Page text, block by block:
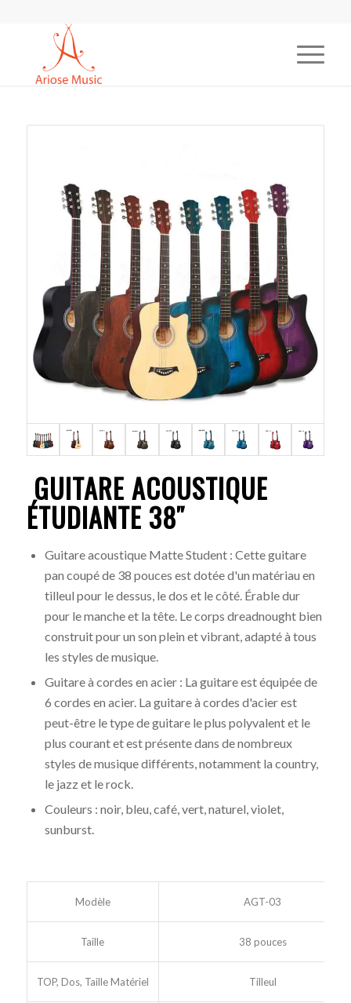
GUITARE ACOUSTIQUE
ÉTUDIANTE 38″
Guitare acoustique Matte Student : Cette guitare
pan coupé de 38 pouces est dotée d'un matériau en
tilleul pour le dessus, le dos et le côté. Érable dur
pour le manche et la tête. Le corps dreadnought bien
construit pour un son plein et vibrant, adapté à tous
les styles de musique.
Guitare à cordes en acier : La guitare est équipée de
6 cordes en acier. La guitare à cordes d'acier est
peut-être le type de guitare le plus polyvalent et le
plus courant et est présente dans de nombreux
styles de musique différents, notamment la country,
le jazz et le rock.
Couleurs : noir, bleu, café, vert, naturel, violet,
sunburst.
Modèle AGT-03
Taille 38 pouces
TOP, Dos, Taille Matériel Tilleul